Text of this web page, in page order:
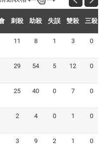
刺殺 助殺 失誤 雙殺 三殺
11 8 1 3 0
29 54 5 12 0
25 40 0 7 0
2 4 0 1 0
3 9 2 1 0